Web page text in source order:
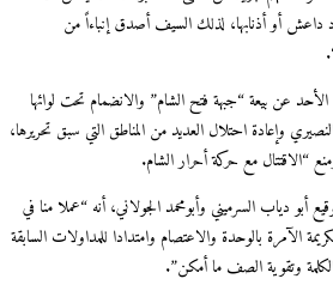
داعش أو أذنابها، لذلك السيف أصدق إنباءاً من
عن بيعة “جبهة فتح الشام” والانضمام تحت لوائها
وإعادة احتلال العديد من المناطق التي سبق تحريرها،
“الاقتتال مع حركة أحرار الشام.
أبو دياب السرميني وأبومحمد الجولاني، أنه “عملا منا في
بالوحدة والاعتصام وامتدادا للمداولات السابقة
وتقوية الصف ما أمكن”.